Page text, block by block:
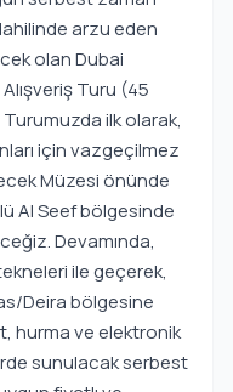
arzu eden
olan Dubai
Turu (45
Turumuzda ilk olarak,
için vazgeçilmez
Müzesi önünde
Al Seef bölgesinde
Devamında,
ile geçerek,
Deira bölgesine
hurma ve elektronik
sunulacak serbest